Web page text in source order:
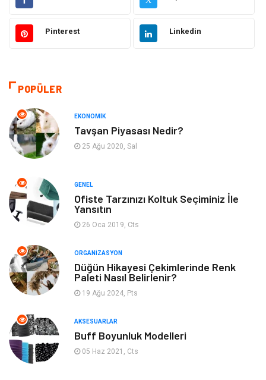
Elektronik Makine
Sağlıklı Yaşam
Otomotiv
Tatil
Yeme & İçme Spor
Gençlik & Eğlence Keyif & Hobi
Aksesuarlar
Mobilya
Gayrimenkul
Pinterest Linkedin
POPÜLER
EKONOMIK
Tavşan Piyasası Nedir?
25 Ağu 2020, Sal
GENEL
Ofiste Tarzınızı Koltuk Seçiminiz İle
Yansıtın
26 Oca 2019, Cts
ORGANIZASYON
Düğün Hikayesi Çekimlerinde Renk
Paleti Nasıl Belirlenir?
19 Ağu 2024, Pts
AKSESUARLAR
Buff Boyunluk Modelleri
05 Haz 2021, Cts